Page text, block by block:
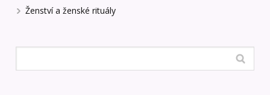
Ženství a ženské rituály